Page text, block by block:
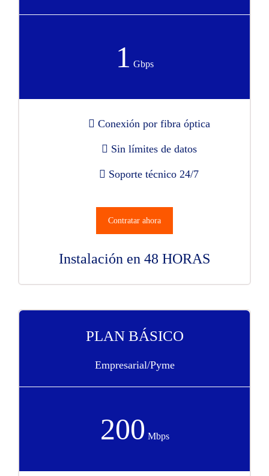
1 Gbps
Conexión por fibra óptica
Sin límites de datos
Soporte técnico 24/7
Contratar ahora
Instalación en 48 HORAS
PLAN BÁSICO
Empresarial/Pyme
200 Mbps